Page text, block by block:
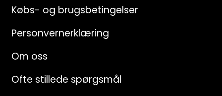
Købs- og brugsbetingelser
Personvernerklæring
Om oss
Ofte stillede spørgsmål